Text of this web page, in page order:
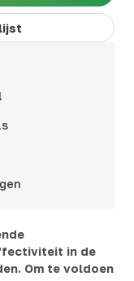
in de
Om te voldoen